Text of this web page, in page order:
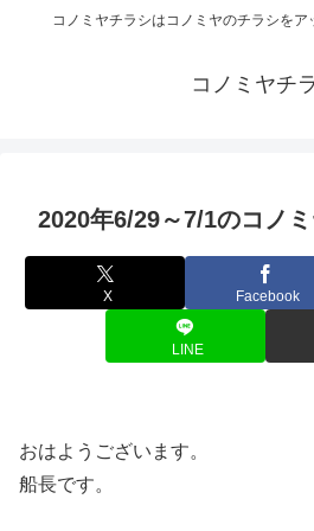
コノミヤチラシはコノミヤのチラシをア
コノミヤチ
2020年6/29～7/1のコノ
X Facebook
LINE
おはようございます。
船長です。